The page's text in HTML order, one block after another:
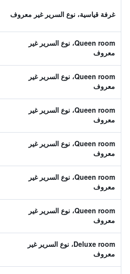
غرفة قياسية، نوع السرير غير معروف
Queen room، نوع السرير غير
معروف
Queen room، نوع السرير غير
معروف
Queen room، نوع السرير غير
معروف
Queen room، نوع السرير غير
معروف
Queen room، نوع السرير غير
معروف
Queen room، نوع السرير غير
معروف
Deluxe room، نوع السرير غير
معروف